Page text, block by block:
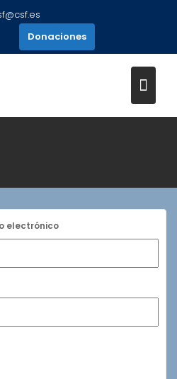
Donaciones
electrónico